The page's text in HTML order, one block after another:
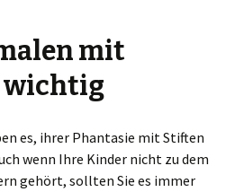
mit
wichtig
es, ihrer Phantasie mit Stiften
wenn Ihre Kinder nicht zu dem
gehört, sollten Sie es immer